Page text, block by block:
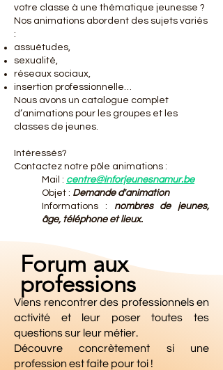
votre classe à une thématique jeunesse ?
Nos animations abordent des sujets variés
:
assuétudes,
sexualité,
réseaux sociaux,
insertion professionnelle…
Nous avons un catalogue complet
d’animations pour les groupes et les
classes de jeunes.
Intéressés?
Contactez notre pôle animations :
Mail : centre@inforjeunesnamur.be
Objet : Demande d'animation
Informations :
nombres de jeunes,
âge, téléphone et lieux.
Forum aux
professions
Viens rencontrer des professionnels en
activité et leur poser toutes tes
questions sur leur métier.
Découvre concrètement si une
profession est faite pour toi !